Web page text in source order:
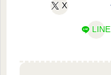
X
LINE